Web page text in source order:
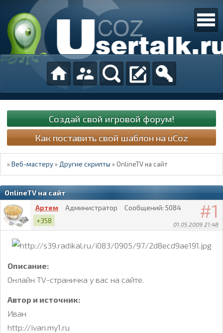
Создай свой игровой форум!
Как поставить свой шаблон на uCoz
»Веб-мастеру »Другие скрипты »OnlineTV на сайт
OnlineTV на сайт
1
01.05.2009 21:48
Артем Администратор Сообщений: 5084
+358
Описание:
Онлайн TV-страничка у вас на сайте.
Автор и источник:
Иван
http://ivan.my1.ru